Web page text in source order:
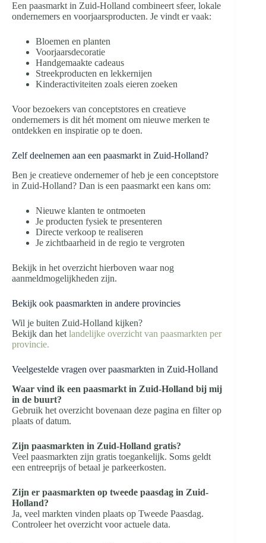
Een paasmarkt in Zuid-Holland combineert sfeer, lokale
ondernemers en voorjaarsproducten. Je vindt er vaak:
Bloemen en planten
Voorjaarsdecoratie
Handgemaakte cadeaus
Streekproducten en lekkernijen
Kinderactiviteiten zoals eieren zoeken
Voor bezoekers van conceptstores en creatieve
ondernemers is dit hét moment om nieuwe merken te
ontdekken en inspiratie op te doen.
Zelf deelnemen aan een paasmarkt in Zuid-Holland?
Ben je creatieve ondernemer of heb je een conceptstore
in Zuid-Holland? Dan is een paasmarkt een kans om:
Nieuwe klanten te ontmoeten
Je producten fysiek te presenteren
Directe verkoop te realiseren
Je zichtbaarheid in de regio te vergroten
Bekijk in het overzicht hierboven waar nog
aanmeldmogelijkheden zijn.
Bekijk ook paasmarkten in andere provincies
Wil je buiten Zuid-Holland kijken?
Bekijk dan het landelijke overzicht van paasmarkten per
provincie.
Veelgestelde vragen over paasmarkten in Zuid-Holland
Waar vind ik een paasmarkt in Zuid-Holland bij mij
in de buurt?
Gebruik het overzicht bovenaan deze pagina en filter op
plaats of datum.
Zijn paasmarkten in Zuid-Holland gratis?
Veel paasmarkten zijn gratis toegankelijk. Soms geldt
een entreeprijs of betaal je parkeerkosten.
Zijn er paasmarkten op tweede paasdag in Zuid-
Holland?
Ja, veel markten vinden plaats op Tweede Paasdag.
Controleer het overzicht voor actuele data.